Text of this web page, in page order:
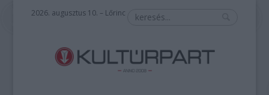
2026. augusztus 10. – Lőrinc